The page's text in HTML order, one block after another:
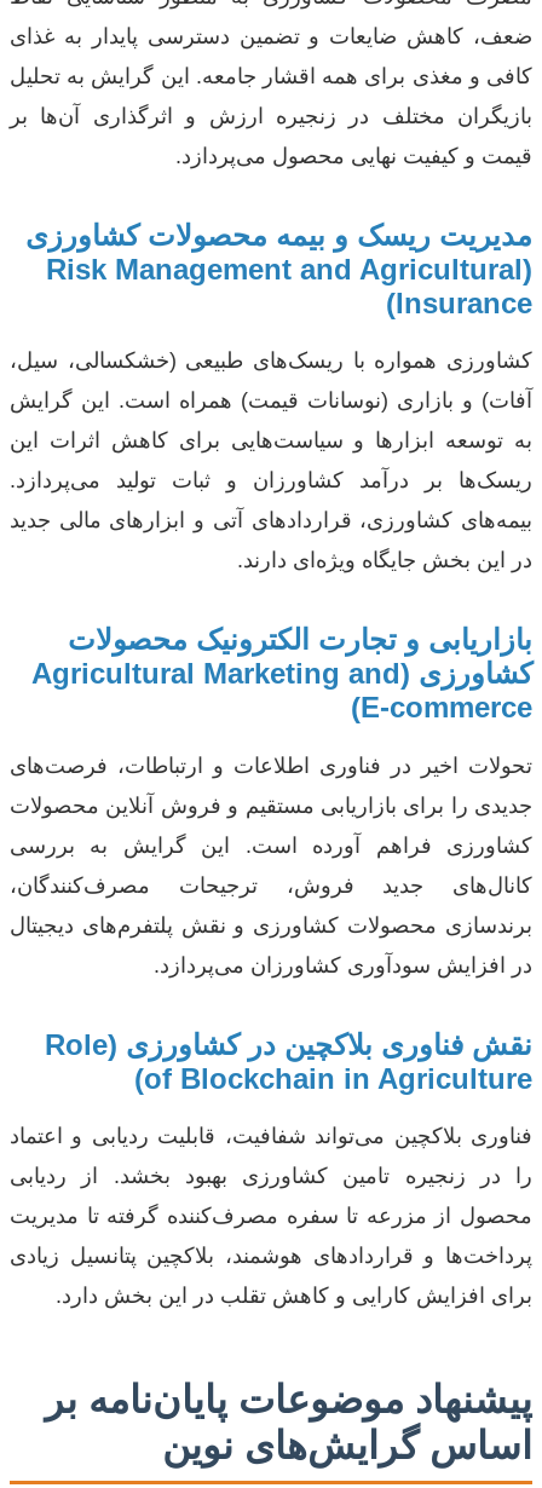
ضعف، کاهش ضایعات و تضمین دسترسی پایدار به غذای
کافی و مغذی برای همه اقشار جامعه. این گرایش به تحلیل
بازیگران مختلف در زنجیره ارزش و اثرگذاری آن‌ها بر
قیمت و کیفیت نهایی محصول می‌پردازد.
مدیریت ریسک و بیمه محصولات کشاورزی
(Risk Management and Agricultural
Insurance)
کشاورزی همواره با ریسک‌های طبیعی (خشکسالی، سیل،
آفات) و بازاری (نوسانات قیمت) همراه است. این گرایش
به توسعه ابزارها و سیاست‌هایی برای کاهش اثرات این
ریسک‌ها بر درآمد کشاورزان و ثبات تولید می‌پردازد.
بیمه‌های کشاورزی، قراردادهای آتی و ابزارهای مالی جدید
در این بخش جایگاه ویژه‌ای دارند.
بازاریابی و تجارت الکترونیک محصولات
کشاورزی (Agricultural Marketing and
E-commerce)
تحولات اخیر در فناوری اطلاعات و ارتباطات، فرصت‌های
جدیدی را برای بازاریابی مستقیم و فروش آنلاین محصولات
کشاورزی فراهم آورده است. این گرایش به بررسی
کانال‌های جدید فروش، ترجیحات مصرف‌کنندگان،
برندسازی محصولات کشاورزی و نقش پلتفرم‌های دیجیتال
در افزایش سودآوری کشاورزان می‌پردازد.
نقش فناوری بلاکچین در کشاورزی (Role
of Blockchain in Agriculture)
فناوری بلاکچین می‌تواند شفافیت، قابلیت ردیابی و اعتماد
را در زنجیره تامین کشاورزی بهبود بخشد. از ردیابی
محصول از مزرعه تا سفره مصرف‌کننده گرفته تا مدیریت
پرداخت‌ها و قراردادهای هوشمند، بلاکچین پتانسیل زیادی
برای افزایش کارایی و کاهش تقلب در این بخش دارد.
پیشنهاد موضوعات پایان‌نامه بر
اساس گرایش‌های نوین